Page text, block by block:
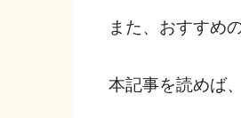
また、おすすめ
本記事を読めば、